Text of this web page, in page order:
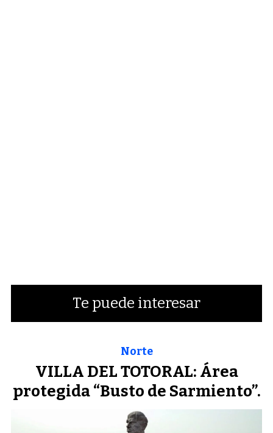
Te puede interesar
VILLA DEL TOTORAL: Área
protegida “Busto de Sarmiento”.
Norte